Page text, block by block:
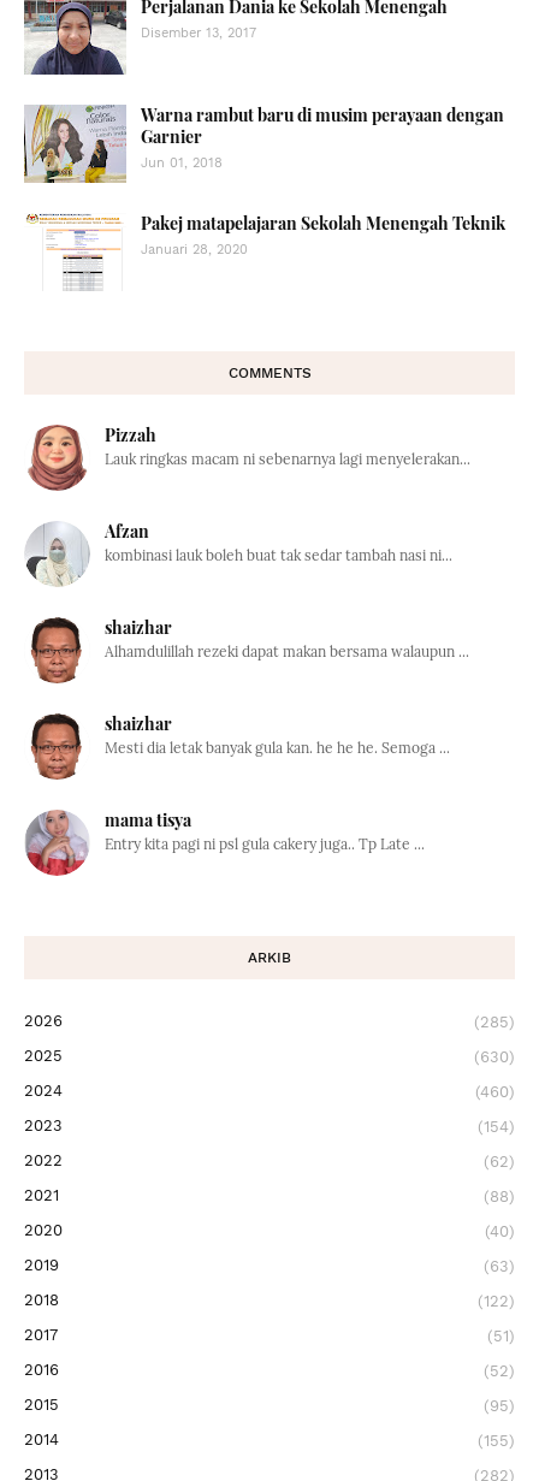
Perjalanan Dania ke Sekolah Menengah
Disember 13, 2017
Warna rambut baru di musim perayaan dengan
Garnier
Jun 01, 2018
Pakej matapelajaran Sekolah Menengah Teknik
Januari 28, 2020
COMMENTS
Pizzah
Lauk ringkas macam ni sebenarnya lagi menyelerakan...
Afzan
kombinasi lauk boleh buat tak sedar tambah nasi ni...
shaizhar
Alhamdulillah rezeki dapat makan bersama walaupun ...
shaizhar
Mesti dia letak banyak gula kan. he he he. Semoga ...
mama tisya
Entry kita pagi ni psl gula cakery juga.. Tp Late ...
ARKIB
2026
(285)
2025
(630)
2024
(460)
2023
(154)
2022
(62)
2021
(88)
2020
(40)
2019
(63)
2018
(122)
2017
(51)
2016
(52)
2015
(95)
2014
(155)
2013
(282)